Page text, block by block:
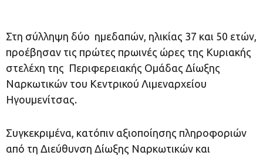
Στη σύλληψη δύο ημεδαπών, ηλικίας 37 και 50 ετών,
προέβησαν τις πρώτες πρωινές ώρες της Κυριακής
στελέχη της Περιφερειακής Ομάδας Δίωξης
Ναρκωτικών του Κεντρικού Λιμεναρχείου
Ηγουμενίτσας.
Συγκεκριμένα, κατόπιν αξιοποίησης πληροφοριών
από τη Διεύθυνση Δίωξης Ναρκωτικών και